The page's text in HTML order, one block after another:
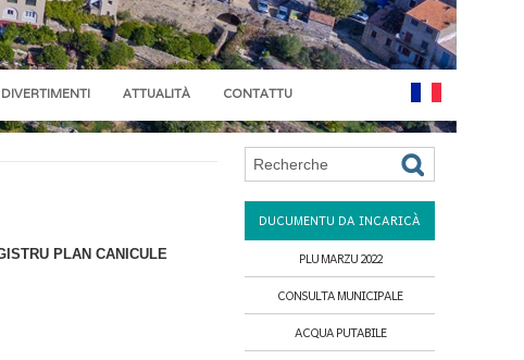
ATTUALITÀ CONTATTU
PLAN CANICULE
DUCUMENTU DA INCARICÀ
PLU MARZU 2022
CONSULTA MUNICIPALE
ACQUA PUTABILE